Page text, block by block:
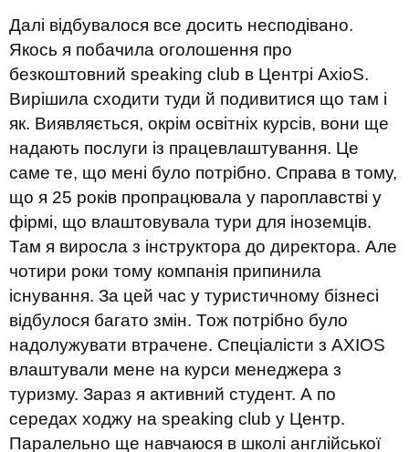
Далі відбувалося все досить несподівано.
Якось я побачила оголошення про
безкоштовний speaking club в Центрі AxioS.
Вирішила сходити туди й подивитися що там і
як. Виявляється, окрім освітніх курсів, вони ще
надають послуги із працевлаштування. Це
саме те, що мені було потрібно. Справа в тому,
що я 25 років пропрацювала у пароплавстві у
фірмі, що влаштовувала тури для іноземців.
Там я виросла з інструктора до директора. Але
чотири роки тому компанія припинила
існування. За цей час у туристичному бізнесі
відбулося багато змін. Тож потрібно було
надолужувати втрачене. Спеціалісти з AXIOS
влаштували мене на курси менеджера з
туризму. Зараз я активний студент. А по
середах ходжу на speaking club у Центр.
Паралельно ще навчаюся в школі англійської